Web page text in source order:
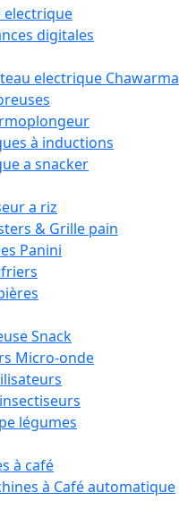
electrique
digitales
electrique Chawarma
à inductions
a snacker
a riz
& Grille pain
Panini
Snack
Micro-onde
légumes
à café
à Café automatique